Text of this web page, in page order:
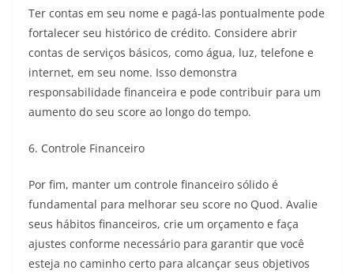
Ter contas em seu nome e pagá-las pontualmente pode
fortalecer seu histórico de crédito. Considere abrir
contas de serviços básicos, como água, luz, telefone e
internet, em seu nome. Isso demonstra
responsabilidade financeira e pode contribuir para um
aumento do seu score ao longo do tempo.
6. Controle Financeiro
Por fim, manter um controle financeiro sólido é
fundamental para melhorar seu score no Quod. Avalie
seus hábitos financeiros, crie um orçamento e faça
ajustes conforme necessário para garantir que você
esteja no caminho certo para alcançar seus objetivos